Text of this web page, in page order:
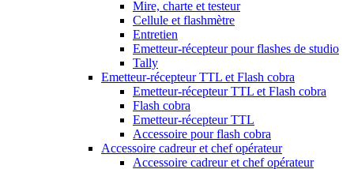
Mire, charte et testeur
Cellule et flashmètre
Entretien
Emetteur-récepteur pour flashes de studio
Tally
Emetteur-récepteur TTL et Flash cobra
Emetteur-récepteur TTL et Flash cobra
Flash cobra
Emetteur-récepteur TTL
Accessoire pour flash cobra
Accessoire cadreur et chef opérateur
Accessoire cadreur et chef opérateur